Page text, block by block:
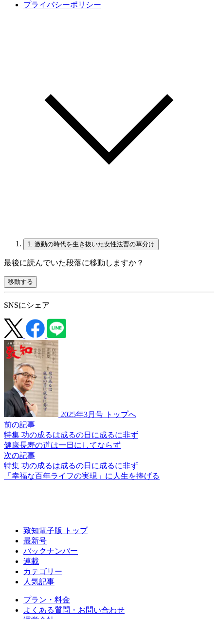
プライバシーポリシー
1. 激動の時代を生き抜いた女性法曹の草分け
最後に読んでいた段落に移動しますか？
移動する
SNSにシェア
2025年3月号 トップへ
前の記事
特集 功の成るは成るの日に成るに非ず
健康長寿の道は一日にしてならず
次の記事
特集 功の成るは成るの日に成るに非ず
「幸福な百年ライフの実現」に 人生を捧げる
致知電子版 トップ
最新号
バックナンバー
連載
カテゴリー
人気記事
プラン・料金
よくある質問・お問い合わせ